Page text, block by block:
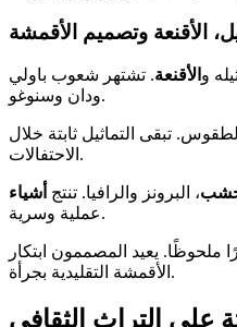
الأقنعة وتصميم الأقمشة
و الأقنعة. تشتهر شعوب باولي
ودان وسنوغو.
تبقى التماثيل ثابتة خلال
الاحتفالات.
، البرونز والرافيا. تنتج أشياء
عملية وسرية.
ملحوظًا. يعيد المصممون ابتكار
الأقمشة التقليدية بجرأة.
على التراث الثقافي